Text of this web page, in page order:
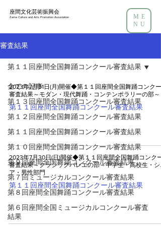
座間文化芸術振興会
Zama Culture and Arts Promotion Association
ME
NU
審査結果
全ての記事
第１３回座間全国舞踊コンクール審査結果
第１２回座間全国舞踊コンクール審査結果
第１１回座間全国舞踊コンクール審査結果
第１０回座間全国舞踊コンクール審査結果
第９回座間全国舞踊コンクール審査結果
第７回ミュージカルコンクール審査結果
第８回座間全国舞踊コンクール審査結果
第６回座間全国ミュージカルコンクール審査
結果
第１１回座間全国舞踊コンクール審査結果
2023年7月31日(月)開催◆第１１回座間全国舞踊コンクー
審査結果～モダン・現代舞踊・コンテンポラリーの部～
第１１回座間全国舞踊コンクール審査結果
2023年7月30日(日)開催◆第１１回座間全国舞踊コンクー
審査結果～クラシックバレエの部～中学生・高校生・シ
ア・男性部門
第１１回座間全国舞踊コンクール審査結果